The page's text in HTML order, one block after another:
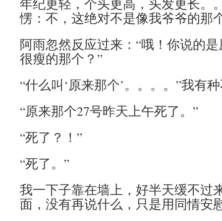
年纪更轻，个头更高，头发更长。
愣：不，这绝对不是像我爷爷的那
阿雨忽然反应过来：“哦！你说的
很瘦的那个？”
“什么叫‘原来那个’。。。。”我有
“原来那个27号昨天上午死了。”
“死了？！”
“死了。”
我一下子靠在墙上，好半天缓不过
面，没有再说什么，只是用同情安